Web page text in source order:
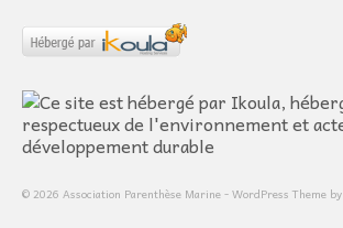
© 2026 Association Parenthèse Marine - WordPress Theme by